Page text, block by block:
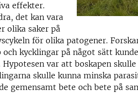
effekter.
det kan vara
olika saker på
för olika patogener.
kycklingar på något sätt
var att boskapen
skulle kunna minska
gemensamt bete och bete på